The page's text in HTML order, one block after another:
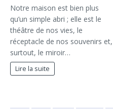
Notre maison est bien plus
qu’un simple abri ; elle est le
théâtre de nos vies, le
réceptacle de nos souvenirs et,
surtout, le miroir…
Lire la suite